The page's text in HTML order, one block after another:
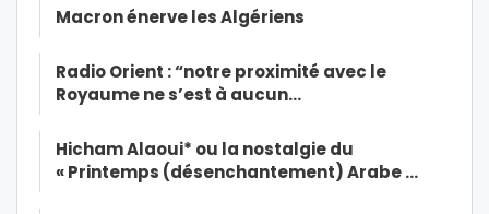
Macron énerve les Algériens
Radio Orient : “notre proximité avec le
Royaume ne s’est à aucun…
Hicham Alaoui* ou la nostalgie du
« Printemps (désenchantement) Arabe …